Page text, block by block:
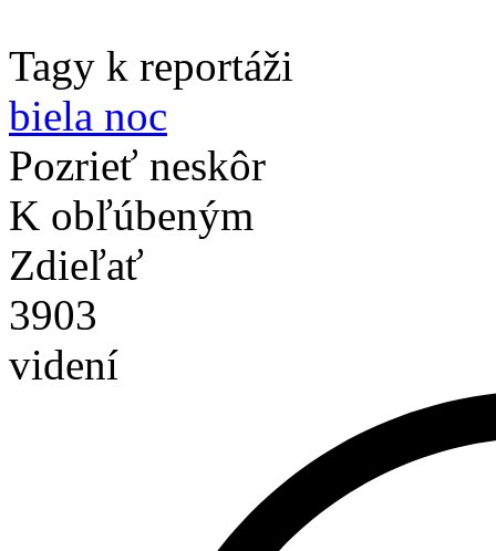
Tagy k reportáži
biela noc
Pozrieť neskôr
K obľúbeným
Zdieľať
3903
videní